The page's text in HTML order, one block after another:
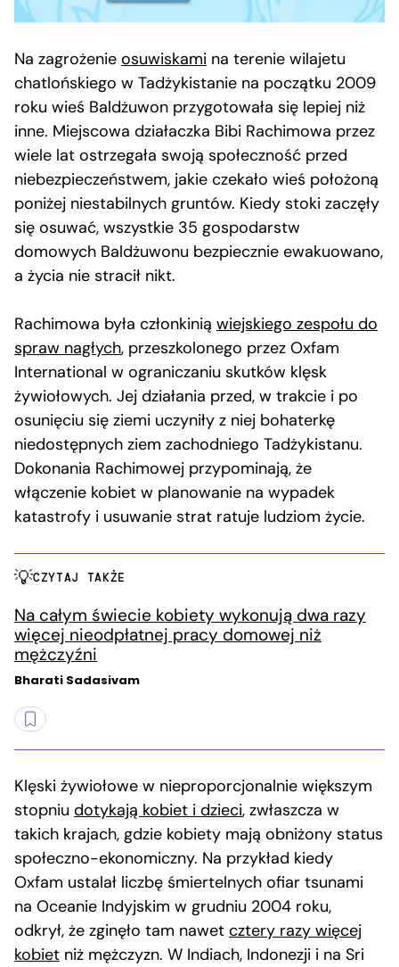
Na zagrożenie osuwiskami na terenie wilajetu
chatlońskiego w Tadżykistanie na początku 2009
roku wieś Baldżuwon przygotowała się lepiej niż
inne. Miejscowa działaczka Bibi Rachimowa przez
wiele lat ostrzegała swoją społeczność przed
niebezpieczeństwem, jakie czekało wieś położoną
poniżej niestabilnych gruntów. Kiedy stoki zaczęły
się osuwać, wszystkie 35 gospodarstw
domowych Baldżuwonu bezpiecznie ewakuowano,
a życia nie stracił nikt.
Rachimowa była członkinią wiejskiego zespołu do
spraw nagłych, przeszkolonego przez Oxfam
International w ograniczaniu skutków klęsk
żywiołowych. Jej działania przed, w trakcie i po
osunięciu się ziemi uczyniły z niej bohaterkę
niedostępnych ziem zachodniego Tadżykistanu.
Dokonania Rachimowej przypominają, że
włączenie kobiet w planowanie na wypadek
katastrofy i usuwanie strat ratuje ludziom życie.
CZYTAJ TAKŻE
Na całym świecie kobiety wykonują dwa razy
więcej nieodpłatnej pracy domowej niż
mężczyźni
Bharati Sadasivam
Klęski żywiołowe w nieproporcjonalnie większym
stopniu dotykają kobiet i dzieci, zwłaszcza w
takich krajach, gdzie kobiety mają obniżony status
społeczno-ekonomiczny. Na przykład kiedy
Oxfam ustalał liczbę śmiertelnych ofiar tsunami
na Oceanie Indyjskim w grudniu 2004 roku,
odkrył, że zginęło tam nawet cztery razy więcej
kobiet niż mężczyzn. W Indiach, Indonezji i na Sri